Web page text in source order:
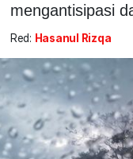
mengantisipasi
Red: Hasanul Rizqa